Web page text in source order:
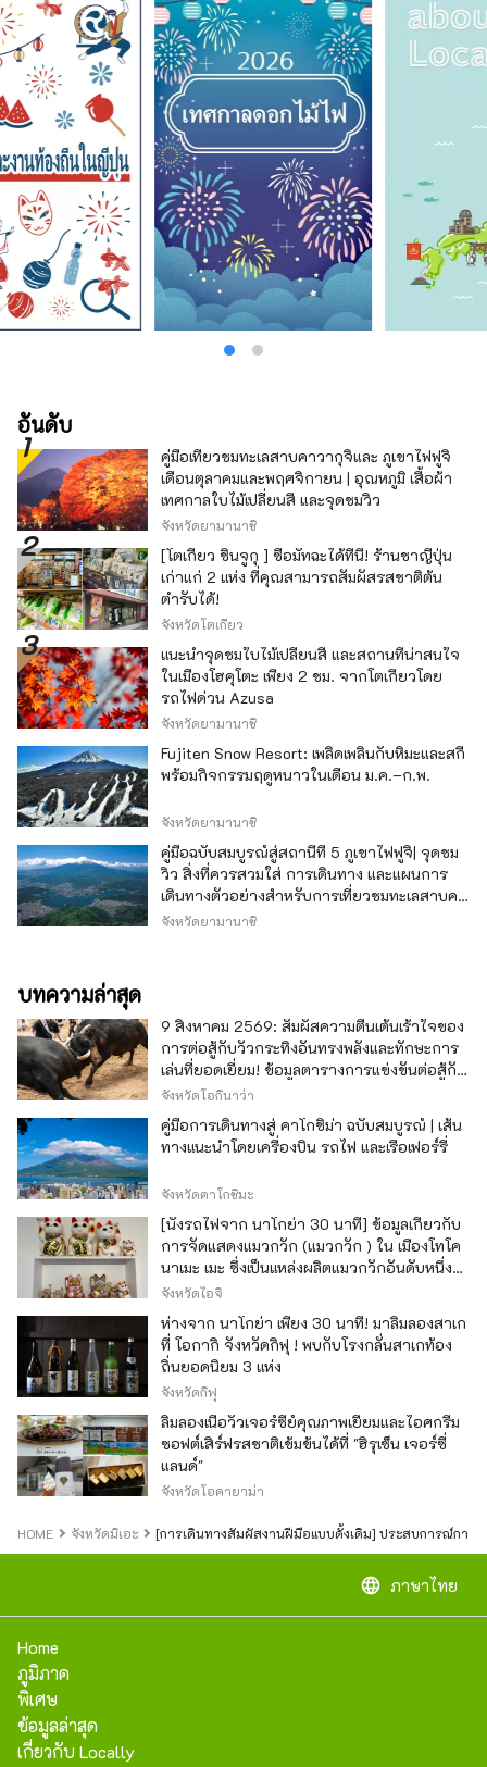
อันดับ
คู่มือเที่ยวชมทะเลสาบคาวากุจิและ ภูเขาไฟฟูจิ
เดือนตุลาคมและพฤศจิกายน | อุณหภูมิ เสื้อผ้า
เทศกาลใบไม้เปลี่ยนสี และจุดชมวิว
จังหวัดยามานาชิ
[โตเกียว ชินจูกุ ] ซื้อมัทฉะได้ที่นี่! ร้านชาญี่ปุ่น
เก่าแก่ 2 แห่ง ที่คุณสามารถสัมผัสรสชาติต้น
ตำรับได้!
จังหวัดโตเกียว
แนะนำจุดชมใบไม้เปลี่ยนสี และสถานที่น่าสนใจ
ในเมืองโฮคุโตะ เพียง 2 ชม. จากโตเกียวโดย
รถไฟด่วน Azusa
จังหวัดยามานาชิ
Fujiten Snow Resort: เพลิดเพลินกับหิมะและสกี
พร้อมกิจกรรมฤดูหนาวในเดือน ม.ค.–ก.พ.
จังหวัดยามานาชิ
คู่มือฉบับสมบูรณ์สู่สถานีที่ 5 ภูเขาไฟฟูจิ| จุดชม
วิว สิ่งที่ควรสวมใส่ การเดินทาง และแผนการ
เดินทางตัวอย่างสำหรับการเที่ยวชมทะเลสาบคา
วากุจิ
จังหวัดยามานาชิ
บทความล่าสุด
9 สิงหาคม 2569: สัมผัสความตื่นเต้นเร้าใจของ
การต่อสู้กับวัวกระทิงอันทรงพลังและทักษะการ
เล่นที่ยอดเยี่ยม! ข้อมูลตารางการแข่งขันต่อสู้กับ
วัวกระทิง โอกินาว่า
จังหวัดโอกินาว่า
คู่มือการเดินทางสู่ คาโกชิม่า ฉบับสมบูรณ์ | เส้น
ทางแนะนำโดยเครื่องบิน รถไฟ และเรือเฟอร์รี่
จังหวัดคาโกชิมะ
[นั่งรถไฟจาก นาโกย่า 30 นาที] ข้อมูลเกี่ยวกับ
การจัดแสดงแมวกวัก (แมวกวัก ) ใน เมืองโทโค
นาเมะ เมะ ซึ่งเป็นแหล่งผลิตแมวกวักอันดับหนึ่ง
ของญี่ปุ่น
จังหวัดไอจิ
ห่างจาก นาโกย่า เพียง 30 นาที! มาลิ้มลองสาเก
ที่ โอกากิ จังหวัดกิฟุ ! พบกับโรงกลั่นสาเกท้อง
ถิ่นยอดนิยม 3 แห่ง
จังหวัดกิฟุ
ลิ้มลองเนื้อวัวเจอร์ซีย์คุณภาพเยี่ยมและไอศกรีม
ซอฟต์เสิร์ฟรสชาติเข้มข้นได้ที่ "ฮิรุเซ็น เจอร์ซี่
แลนด์"
จังหวัดโอคายาม่า
HOME จังหวัดมิเอะ [การเดินทางสัมผัสงานฝีมือแบบดั้งเดิม] ประสบการณ์การ
language ภาษาไทย
Home
ภูมิภาค
พิเศษ
ข้อมูลล่าสุด
เกี่ยวกับ Locally